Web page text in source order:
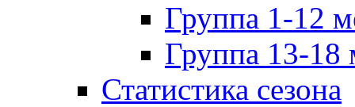
Группа 1-12
Группа 13-18
Статистика сезона